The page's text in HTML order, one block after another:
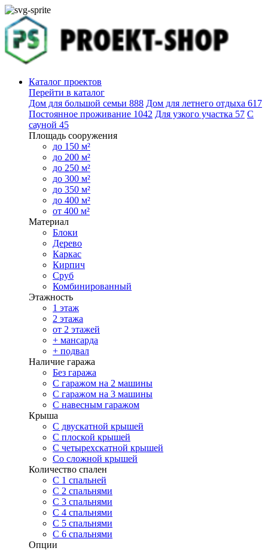
Каталог проектов
Перейти в каталог
Дом для большой семьи 888 Дом для летнего отдыха 617
Постоянное проживание 1042 Для узкого участка 57 С
сауной 45
Площадь сооружения
до 150 м²
до 200 м²
до 250 м²
до 300 м²
до 350 м²
до 400 м²
от 400 м²
Материал
Блоки
Дерево
Каркас
Кирпич
Сруб
Комбинированный
Этажность
1 этаж
2 этажа
от 2 этажей
+ мансарда
+ подвал
Наличие гаража
Без гаража
С гаражом на 2 машины
С гаражом на 3 машины
С навесным гаражом
Крыша
С двускатной крышей
С плоской крышей
С четырехскатной крышей
Со сложной крышей
Количество спален
С 1 спальней
С 2 спальнями
С 3 спальнями
С 4 спальнями
С 5 спальнями
С 6 спальнями
Опции